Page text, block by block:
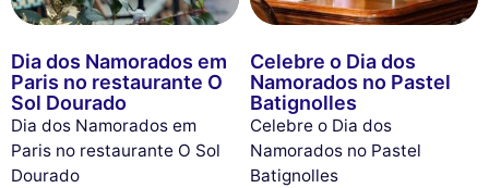
Dia dos Namorados em
Paris no restaurante O
Sol Dourado
Dia dos Namorados em
Paris no restaurante O Sol
Dourado
Celebre o Dia dos
Namorados no Pastel
Batignolles
Celebre o Dia dos
Namorados no Pastel
Batignolles